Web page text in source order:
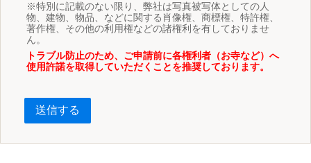
※特別に記載のない限り、弊社は写真被写体としての人
物、建物、物品、などに関する肖像権、商標権、特許権、
著作権、その他の利用権などの諸権利を有しておりませ
ん。
トラブル防止のため、ご申請前に各権利者（お寺など）へ
使用許諾を取得していただくことを推奨しております。
送信する